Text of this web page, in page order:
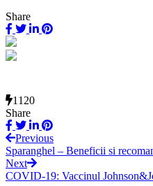
Share
1120
Share
Previous
Sparanghel – Beneficii si
Next
COVID-19: Vaccinul